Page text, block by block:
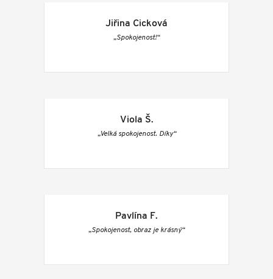
Jiřina Cicková
„Spokojenost!“
Viola Š.
„Velká spokojenost. Díky“
Pavlína F.
„Spokojenost, obraz je krásný“